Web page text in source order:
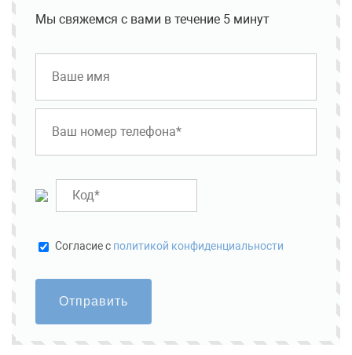
Мы свяжемся с вами в течение 5 минут
Cогласие с политикой конфиденциальности
Отправить